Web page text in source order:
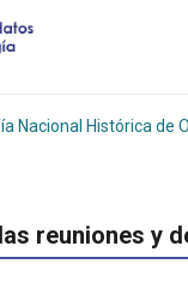
Nacional Histórica de
reuniones y